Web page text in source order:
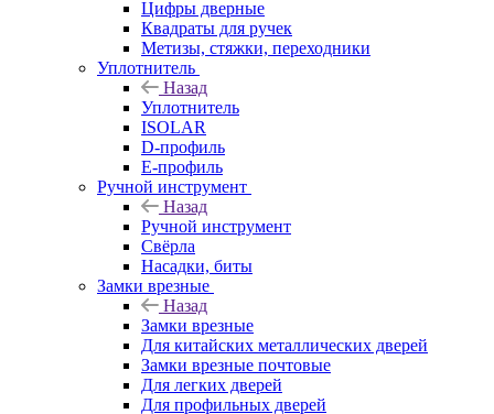
Цифры дверные
Квадраты для ручек
Метизы, стяжки, переходники
Уплотнитель
Назад
Уплотнитель
ISOLAR
D-профиль
Е-профиль
Ручной инструмент
Назад
Ручной инструмент
Свёрла
Насадки, биты
Замки врезные
Назад
Замки врезные
Для китайских металлических дверей
Замки врезные почтовые
Для легких дверей
Для профильных дверей